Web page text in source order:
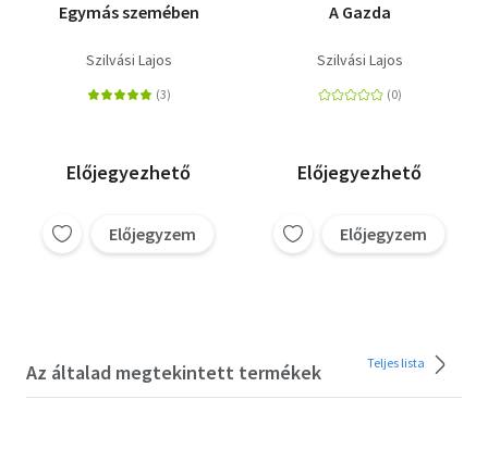
Egymás szemében
Szilvási Lajos
Előjegyezhető
Előjegyzem
A Gazda
Szilvási Lajos
Előjegyezhető
Előjegyzem
Az általad megtekintett termékek Teljes lista